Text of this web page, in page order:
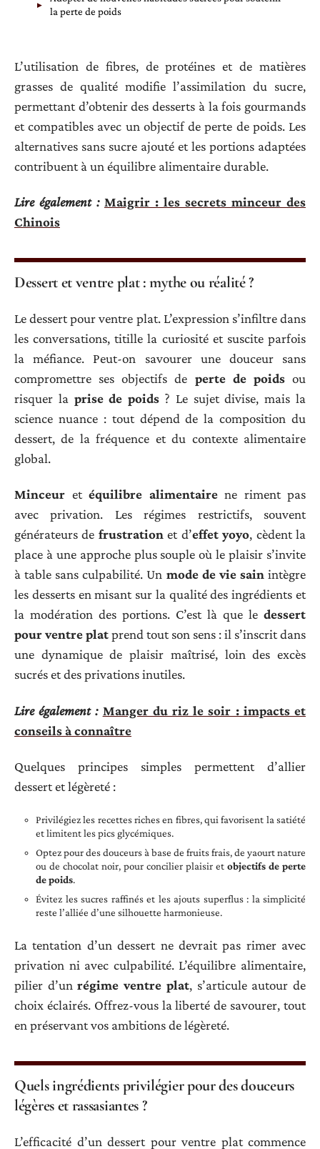
la perte de poids
L’utilisation de fibres, de protéines et de matières
grasses de qualité modifie l’assimilation du sucre,
permettant d’obtenir des desserts à la fois gourmands
et compatibles avec un objectif de perte de poids. Les
alternatives sans sucre ajouté et les portions adaptées
contribuent à un équilibre alimentaire durable.
Lire également : Maigrir : les secrets minceur des
Chinois
Dessert et ventre plat : mythe ou réalité ?
Le dessert pour ventre plat. L’expression s’infiltre dans
les conversations, titille la curiosité et suscite parfois
la méfiance. Peut-on savourer une douceur sans
compromettre ses objectifs de perte de poidsou
risquer la prise de poids ? Le sujet divise, mais la
science nuance : tout dépend de la composition du
dessert, de la fréquence et du contexte alimentaire
global.
Minceur et équilibre alimentairene riment pas
avec privation. Les régimes restrictifs, souvent
générateurs de frustrationet d’effet yoyo, cèdent la
place à une approche plus souple où le plaisir s’invite
à table sans culpabilité. Un mode de vie sainintègre
les desserts en misant sur la qualité des ingrédients et
la modération des portions. C’est là que le dessert
pour ventre platprend tout son sens : il s’inscrit dans
une dynamique de plaisir maîtrisé, loin des excès
sucrés et des privations inutiles.
Lire également : Manger du riz le soir : impacts et
conseils à connaître
Quelques principes simples permettent d’allier
dessert et légèreté :
Privilégiez les recettes riches en fibres, qui favorisent la satiété
et limitent les pics glycémiques.
Optez pour des douceurs à base de fruits frais, de yaourt nature
ou de chocolat noir, pour concilier plaisir et objectifs de perte
de poids.
Évitez les sucres raffinés et les ajouts superflus : la simplicité
reste l’alliée d’une silhouette harmonieuse.
La tentation d’un dessert ne devrait pas rimer avec
privation ni avec culpabilité. L’équilibre alimentaire,
pilier d’unrégime ventre plat, s’articule autour de
choix éclairés. Offrez-vous la liberté de savourer, tout
en préservant vos ambitions de légèreté.
Quels ingrédients privilégier pour des douceurs
légères et rassasiantes ?
L’efficacité d’un dessert pour ventre plat commence